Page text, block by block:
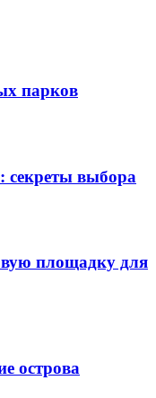
парков
секреты выбора
площадку для
острова